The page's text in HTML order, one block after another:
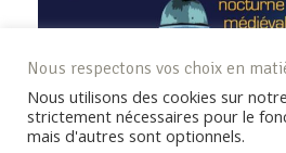
Nous respectons vos choix en
Nous utilisons des cookies sur
strictement nécessaires pour le
mais d'autres sont optionnels.